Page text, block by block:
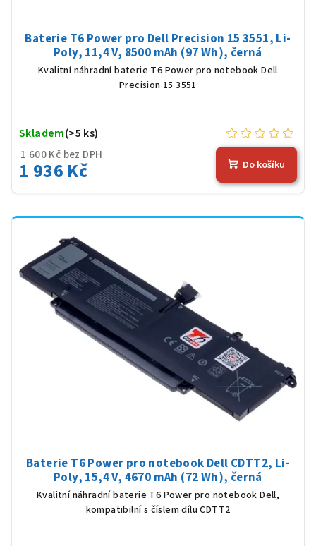
Baterie T6 Power pro Dell Precision 15 3551, Li-
Poly, 11,4 V, 8500 mAh (97 Wh), černá
Kvalitní náhradní baterie T6 Power pro notebook Dell
Precision 15 3551
1 600 Kč bez DPH
1 936 Kč
Skladem(>5 ks)
Do košíku
Baterie T6 Power pro notebook Dell CDTT2, Li-
Poly, 15,4 V, 4670 mAh (72 Wh), černá
Kvalitní náhradní baterie T6 Power pro notebook Dell,
kompatibilní s číslem dílu CDTT2